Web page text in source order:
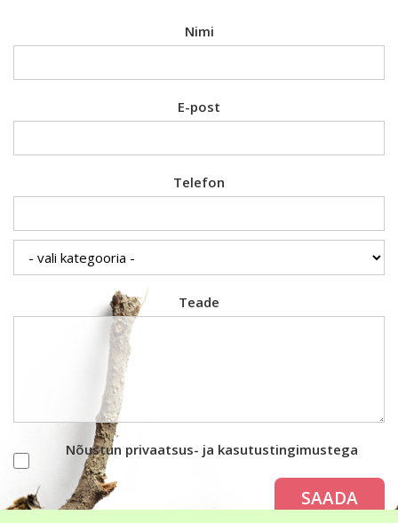
Nimi
E-post
Telefon
Teade
Nõustun privaatsus- ja kasutustingimustega
SAADA